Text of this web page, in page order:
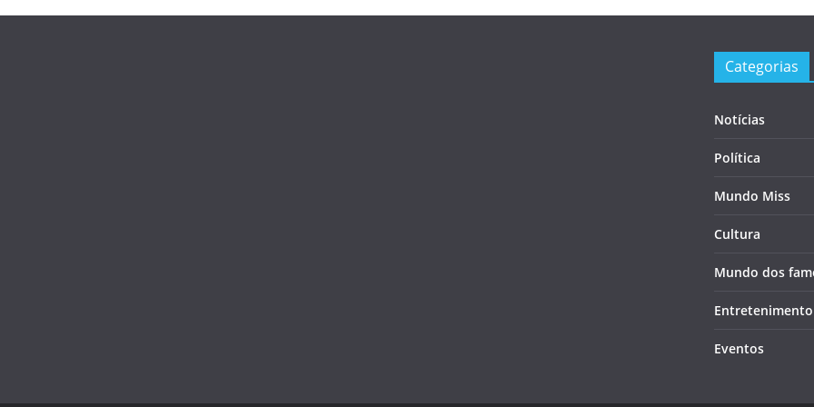
Categorias
Notícias
Política
Mundo Miss
Cultura
Mundo dos
Entretenimento
Eventos